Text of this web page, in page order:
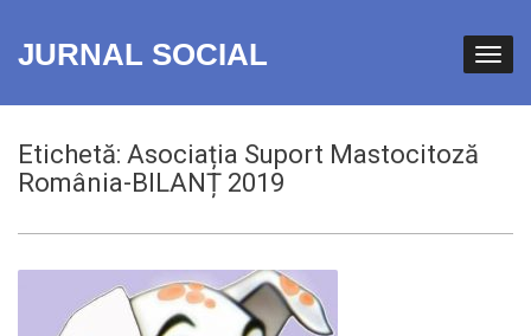
JURNAL SOCIAL
Etichetă: Asociația Suport Mastocitoză
România-BILANȚ 2019